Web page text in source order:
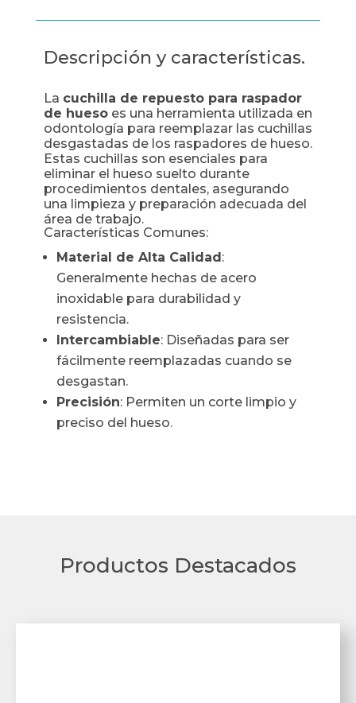
Descripción y características.
La cuchilla de repuesto para raspador
de huesoes una herramienta utilizada en
odontología para reemplazar las cuchillas
desgastadas de los raspadores de hueso.
Estas cuchillas son esenciales para
eliminar el hueso suelto durante
procedimientos dentales, asegurando
una limpieza y preparación adecuada del
área de trabajo.
Características Comunes:
Material de Alta Calidad:
Generalmente hechas de acero
inoxidable para durabilidad y
resistencia.
Intercambiable: Diseñadas para ser
fácilmente reemplazadas cuando se
desgastan.
Precisión: Permiten un corte limpio y
preciso del hueso.
Productos Destacados